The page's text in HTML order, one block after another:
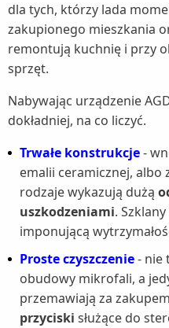
dla tych, którzy lada
zakupionego mieszkania
remontują kuchnię i przy
sprzęt.
Nabywając urządzenie
dokładniej, na co liczyć.
Trwałe konstrukcje-
emalii ceramicznej, albo
rodzaje wykazują dużą
uszkodzeniami.
imponującą
Proste czyszczenie- nie
obudowy mikrofali, a
przemawiają za
przyciski służące do